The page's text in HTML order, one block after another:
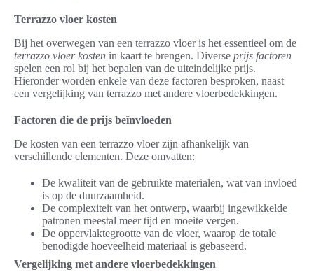
Terrazzo vloer kosten
Bij het overwegen van een terrazzo vloer is het essentieel om de
terrazzo vloer kosten in kaart te brengen. Diverse prijs factoren
spelen een rol bij het bepalen van de uiteindelijke prijs.
Hieronder worden enkele van deze factoren besproken, naast
een vergelijking van terrazzo met andere vloerbedekkingen.
Factoren die de prijs beïnvloeden
De kosten van een terrazzo vloer zijn afhankelijk van
verschillende elementen. Deze omvatten:
De kwaliteit van de gebruikte materialen, wat van invloed
is op de duurzaamheid.
De complexiteit van het ontwerp, waarbij ingewikkelde
patronen meestal meer tijd en moeite vergen.
De oppervlaktegrootte van de vloer, waarop de totale
benodigde hoeveelheid materiaal is gebaseerd.
Vergelijking met andere vloerbedekkingen